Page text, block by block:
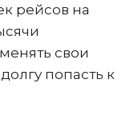
рейсов на
свои
попасть к